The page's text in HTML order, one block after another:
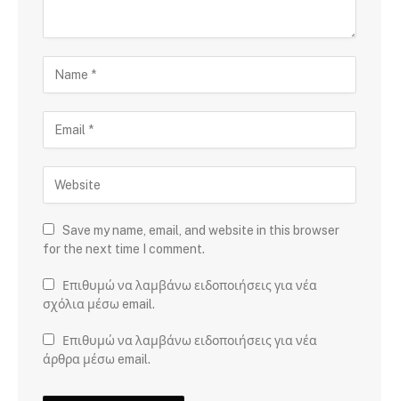
Save my name, email, and website in this browser
for the next time I comment.
Επιθυμώ να λαμβάνω ειδοποιήσεις για νέα
σχόλια μέσω email.
Επιθυμώ να λαμβάνω ειδοποιήσεις για νέα
άρθρα μέσω email.